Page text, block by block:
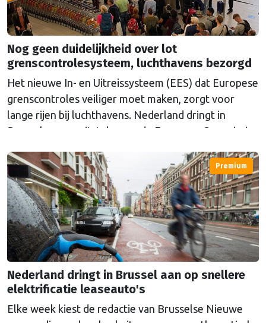
Nog geen duidelijkheid over lot
grenscontrolesysteem, luchthavens bezorgd
Het nieuwe In- en Uitreissysteem (EES) dat Europese
grenscontroles veiliger moet maken, zorgt voor
lange rijen bij luchthavens. Nederland dringt in
Brussel aan op uitstel, maar de Europese Commissie
Premium
Nederland dringt in Brussel aan op snellere
elektrificatie leaseauto's
Elke week kiest de redactie van Brusselse Nieuwe